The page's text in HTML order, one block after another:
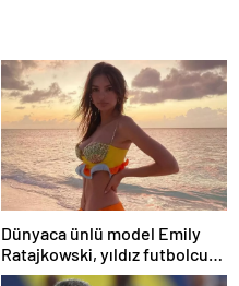
Dünyaca ünlü model Emily
Ratajkowski, yıldız futbolcuya
hayranlığını ilan etti